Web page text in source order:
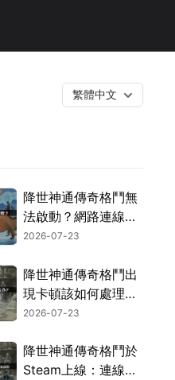
繁體中文
降世神通傳奇格鬥無
法啟動？網路連線最
佳化與解決妙招！
2026-07-23
降世神通傳奇格鬥出
現卡頓該如何處理？
網路優化改善對策一
2026-07-23
降世神通傳奇格鬥於
Steam上線：連線網